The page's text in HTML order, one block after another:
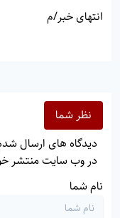
انتهای خبر/م
نظر شما
دیدگاه های ارسال
در وب سایت منتشر
نام شما